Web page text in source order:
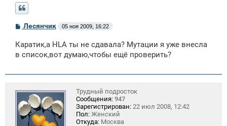
С
б
щ
и
Лесянчик 05 ноя 2009, 16:22
Каратик,а HLA ты не сдавала? Мутации я уже внесла
в список,вот думаю,чтобы ещё проверить?
Трудный подросток
Сообщения: 947
Зарегистрирован: 22 июл 2008, 12:42
Пол: Женский
Откуда: Москва